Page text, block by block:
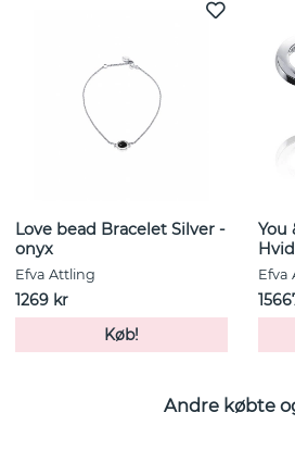
Love bead Bracelet Silver -
onyx
Efva Attling
1269 kr
Køb!
You
Efva
Andre købte